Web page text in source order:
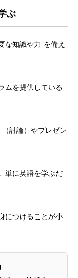
ぶ
な知識や力”を備え
ムを提供している
討論）やプレゼン
単に英語を学ぶだ
につけることが小